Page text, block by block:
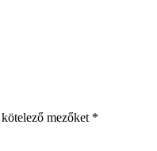
mezőket *